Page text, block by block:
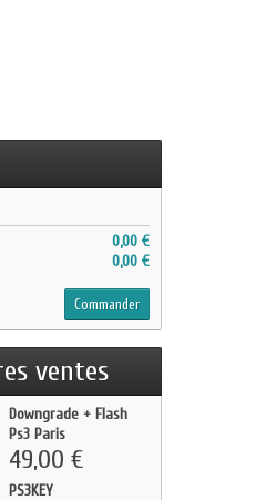
0,00 €
0,00 €
Commander
ventes
Downgrade + Flash
Ps3 Paris
49,00 €
PS3KEY